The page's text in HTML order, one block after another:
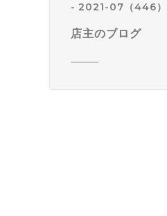
2021-07（446）
店主のブログ